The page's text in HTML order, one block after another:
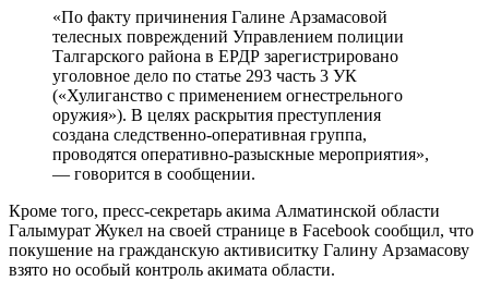
«По факту причинения Галине Арзамасовой
телесных повреждений Управлением полиции
Талгарского района в ЕРДР зарегистрировано
уголовное дело по статье 293 часть 3 УК
(«Хулиганство с применением огнестрельного
оружия»). В целях раскрытия преступления
создана следственно-оперативная группа,
проводятся оперативно-разыскные мероприятия»,
— говорится в сообщении.
Кроме того, пресс-секретарь акима Алматинской области
Галымурат Жукел на своей странице в Facebook сообщил, что
покушение на гражданскую активиситку Галину Арзамасову
взято но особый контроль акимата области.